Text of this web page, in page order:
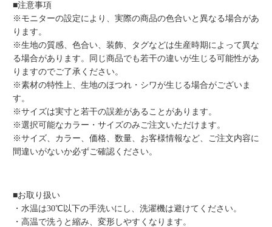
■注意事項
※モニターの設定により、実際の商品の色合いと異なる場合があ
ります。
※生地の質感、色合い、装飾、タグなどは生産時期によって異な
る場合があります。同じ商品でも若干の違いが生じる可能性があ
りますのでご了承ください。
※素材の特性上、生地のほつれ・シワが生じる場合がございま
す。
※サイズは実寸と若干の誤差があることがあります。
※選択可能なカラー・サイズのみご注文いただけます。
※サイズ、カラー、価格、数量、お客様情報など、ご注文内容に
間違いがないか必ずご確認ください。
■お取り扱い
・水温は30℃以下の手洗いにし、洗濯機は避けてください。
・高温で洗うと縮み、変形しやすくなります。